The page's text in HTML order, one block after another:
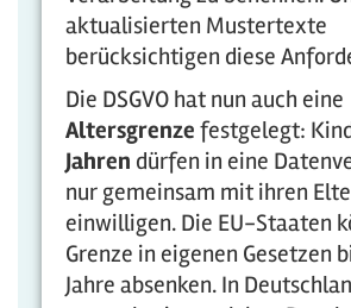
aktualisierten Mustertexte
berücksichtigen diese
Die DSGVO hat nun auch eine
Altersgrenze festgelegt:
Jahren dürfen in eine
nur gemeinsam mit ihren
einwilligen. Die EU-Staaten
Grenze in eigenen Gesetzen
Jahre absenken. In